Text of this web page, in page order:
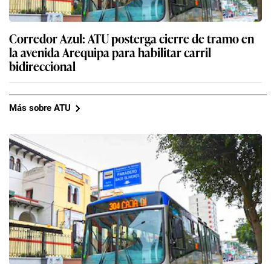
Corredor Azul: ATU posterga cierre de tramo en
la avenida Arequipa para habilitar carril
bidireccional
Más sobre ATU